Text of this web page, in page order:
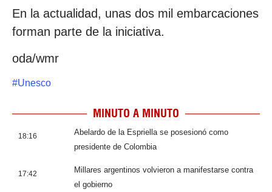
En la actualidad, unas dos mil embarcaciones
forman parte de la iniciativa.
oda/wmr
#Unesco
MINUTO A MINUTO
18:16
Abelardo de la Espriella se posesionó como
presidente de Colombia
17:42
Millares argentinos volvieron a manifestarse contra
el gobierno